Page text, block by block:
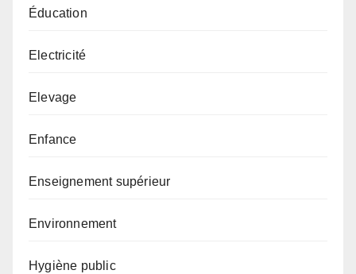
Éducation
Electricité
Elevage
Enfance
Enseignement supérieur
Environnement
Hygiène public